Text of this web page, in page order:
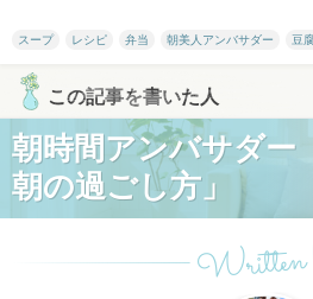
スープ レシピ 弁当 朝美人アンバサダー 豆
この記事を書いた人
朝時間アンバサダー
朝の過ごし方」
Written